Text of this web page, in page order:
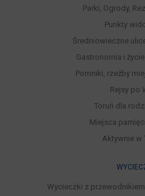
Parki, Ogrody,
Punkty
Średniowieczne
Gastronomia i
Pomniki, rzeźby
Rejsy po
Toruń dla
Miejsca
Aktywnie w
Wycieczki z